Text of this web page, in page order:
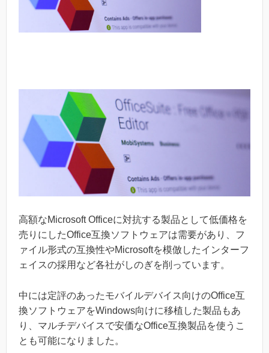
高額なMicrosoft Officeに対抗する製品として低価格を
売りにしたOffice互換ソフトウェアは需要があり、フ
ァイル形式の互換性やMicrosoftを模倣したインターフ
ェイスの採用など各社がしのぎを削っています。
中には定評のあったモバイルデバイス向けのOffice互
換ソフトウェアをWindows向けに移植した製品もあ
り、マルチデバイスで安価なOffice互換製品を使うこ
とも可能になりました。